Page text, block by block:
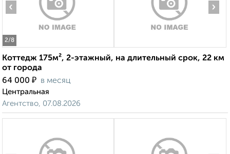
2/8
‹ ›
Коттедж 175м², 2-этажный, на длительный срок, 22 км
от города
64 000 ₽ в месяц
Центральная
Агентство, 07.08.2026